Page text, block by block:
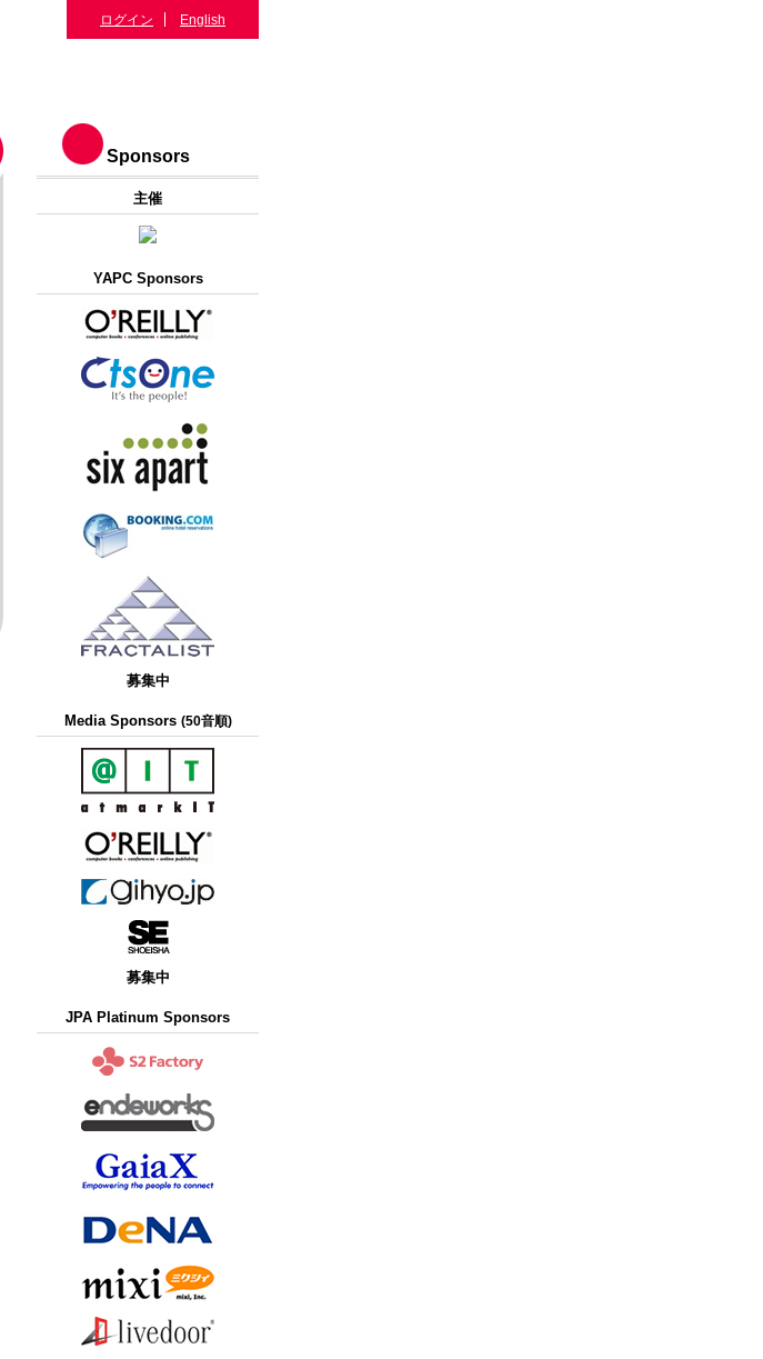
ログイン English
Sponsors
主催
YAPC Sponsors
募集中
Media Sponsors (50音順)
募集中
JPA Platinum Sponsors